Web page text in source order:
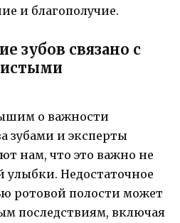
и благополучие.
зубов связано с
о важности
зубами и эксперты
нам, что это важно не
улыбки. Недостаточное
ротовой полости может
последствиям, включая